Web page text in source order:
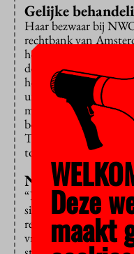
Gelijke
Haar bezwaar bij
rechtbank van
hoogste
de Raad van State,
hoogleraar is
uitspraak, maar
moeten handelen,
behandeling in het
Tijdens de procedure
toelichten van de
Nieuwe deadline
“NWO heeft verzuimd
situatie waarin dat wel
rechters. Maatwerk
vrouw overleggen
Deze
maakt